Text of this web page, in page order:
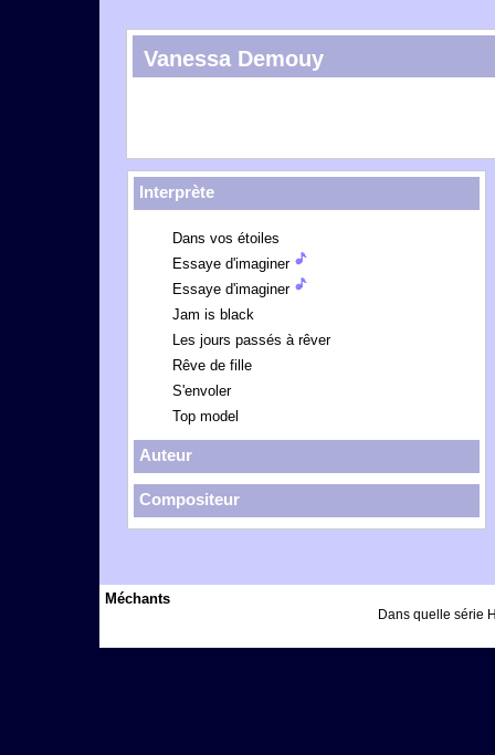
Vanessa Demouy
Interprète
Dans vos étoiles
Essaye d'imaginer
Essaye d'imaginer
Jam is black
Les jours passés à rêver
Rêve de fille
S'envoler
Top model
Auteur
Compositeur
Méchants
Dans quelle série